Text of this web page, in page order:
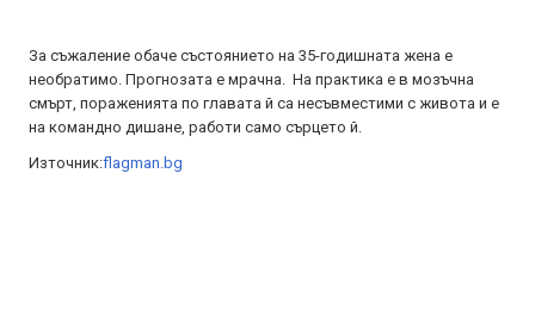
За съжаление обаче състоянието на 35-годишната жена е
необратимо. Прогнозата е мрачна. На практика е в мозъчна
смърт, пораженията по главата й са несъвместими с живота и е
на командно дишане, работи само сърцето й.
Източник:flagman.bg